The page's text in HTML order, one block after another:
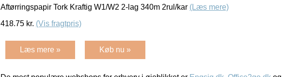
Aftørringspapir Tork Kraftig W1/W2 2-lag 340m 2rul/kar (Læs mere)
418.75 kr. (Vis fragtpris)
Læs mere » Køb nu »